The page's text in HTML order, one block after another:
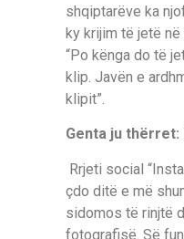
shqiptarëve ka
ky krijim të jetë në
“Po kënga do të
klip. Javën e
klipit”.
Genta ju thërret:
Rrjeti social
çdo ditë e më
sidomos të rinjtë
fotografisë. Së